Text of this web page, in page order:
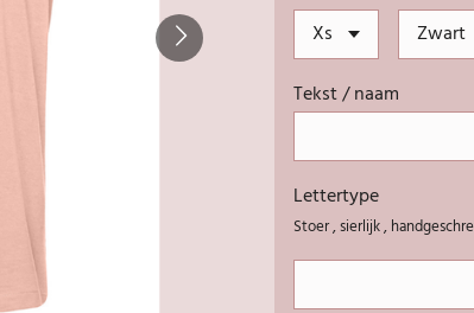
Tekst / naam
Lettertype
Stoer , sierlijk ,